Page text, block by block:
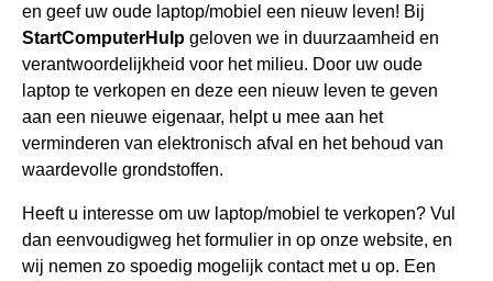
en geef uw oude laptop/mobiel een nieuw leven! Bij
StartComputerHulp geloven we in duurzaamheid en
verantwoordelijkheid voor het milieu. Door uw oude
laptop te verkopen en deze een nieuw leven te geven
aan een nieuwe eigenaar, helpt u mee aan het
verminderen van elektronisch afval en het behoud van
waardevolle grondstoffen.
Heeft u interesse om uw laptop/mobiel te verkopen? Vul
dan eenvoudigweg het formulier in op onze website, en
wij nemen zo spoedig mogelijk contact met u op. Een